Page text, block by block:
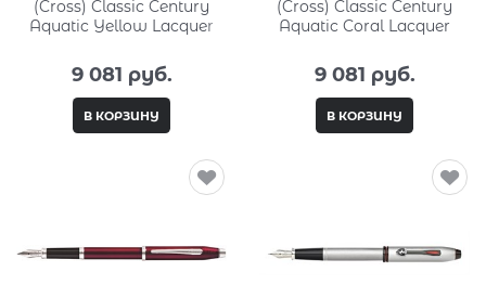
(Cross) Classic Century
Aquatic Yellow Lacquer
9 081 руб.
В КОРЗИНУ
(Cross) Classic Century
Aquatic Coral Lacquer
9 081 руб.
В КОРЗИНУ